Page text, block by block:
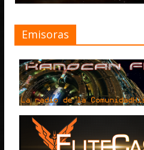
Emisoras